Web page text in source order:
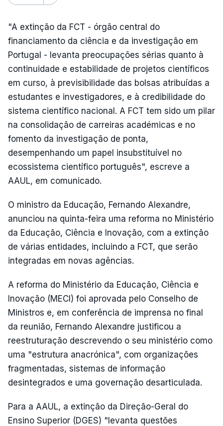
"A extinção da FCT - órgão central do
financiamento da ciência e da investigação em
Portugal - levanta preocupações sérias quanto à
continuidade e estabilidade de projetos científicos
em curso, à previsibilidade das bolsas atribuídas a
estudantes e investigadores, e à credibilidade do
sistema científico nacional. A FCT tem sido um pilar
na consolidação de carreiras académicas e no
fomento da investigação de ponta,
desempenhando um papel insubstituível no
ecossistema científico português", escreve a
AAUL, em comunicado.
O ministro da Educação, Fernando Alexandre,
anunciou na quinta-feira uma reforma no Ministério
da Educação, Ciência e Inovação, com a extinção
de várias entidades, incluindo a FCT, que serão
integradas em novas agências.
A reforma do Ministério da Educação, Ciência e
Inovação (MECI) foi aprovada pelo Conselho de
Ministros e, em conferência de imprensa no final
da reunião, Fernando Alexandre justificou a
reestruturação descrevendo o seu ministério como
uma "estrutura anacrónica", com organizações
fragmentadas, sistemas de informação
desintegrados e uma governação desarticulada.
Para a AAUL, a extinção da Direção-Geral do
Ensino Superior (DGES) "levanta questões